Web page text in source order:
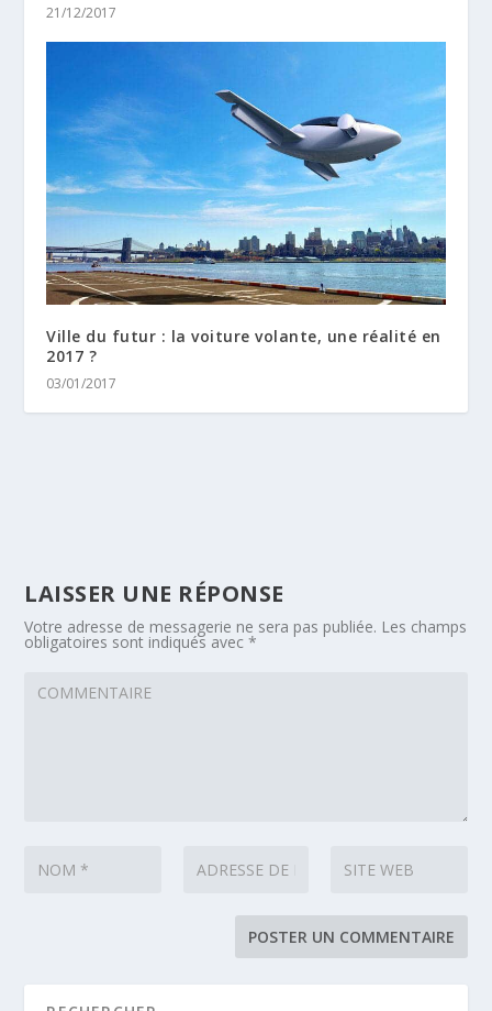
21/12/2017
Ville du futur : la voiture volante, une réalité en
2017 ?
03/01/2017
LAISSER UNE RÉPONSE
Votre adresse de messagerie ne sera pas publiée. Les champs
obligatoires sont indiqués avec*